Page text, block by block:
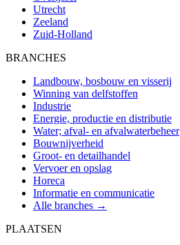
Utrecht
Zeeland
Zuid-Holland
BRANCHES
Landbouw, bosbouw en visserij
Winning van delfstoffen
Industrie
Energie, productie en distributie
Water; afval- en afvalwaterbeheer
Bouwnijverheid
Groot- en detailhandel
Vervoer en opslag
Horeca
Informatie en communicatie
Alle branches →
PLAATSEN